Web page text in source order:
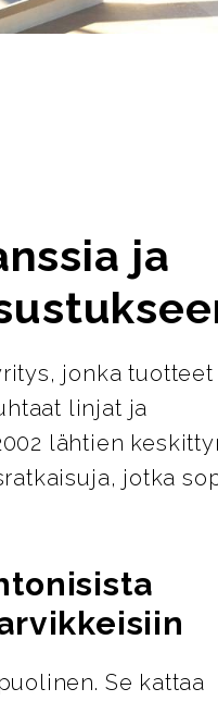
ja
jonka tuotteet
linjat ja
lähtien
jotka
Se kattaa